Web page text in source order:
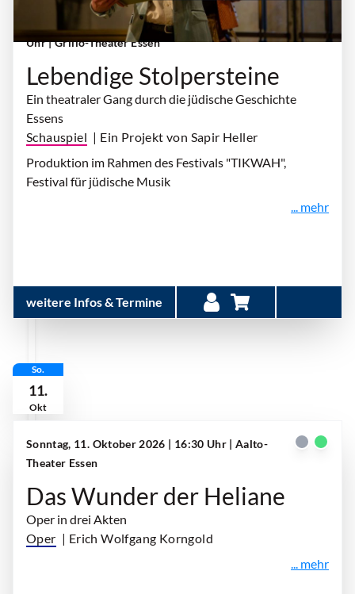
Samstag, 10. Oktober 2026 | 16:30 Uhr - 18:15
Uhr| Grillo-Theater Essen
Lebendige Stolpersteine
Ein theatraler Gang durch die jüdische Geschichte
Essens
Schauspiel | Ein Projekt von Sapir Heller
Produktion im Rahmen des Festivals "TIKWAH",
Festival für jüdische Musik
... mehr
weitere Infos & Termine
So.
11.
Okt
Sonntag, 11. Oktober 2026 | 16:30 Uhr | Aalto-
Theater Essen
Das Wunder der Heliane
Oper in drei Akten
Oper | Erich Wolfgang Korngold
... mehr